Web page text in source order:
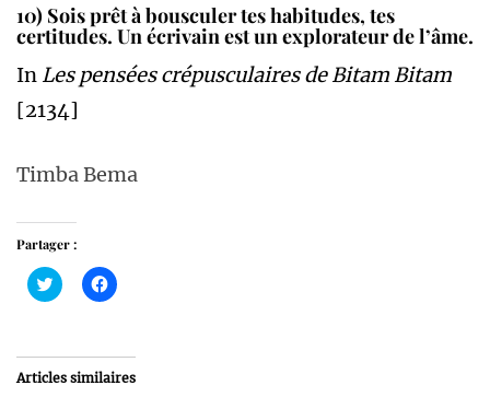
10) Sois prêt à bousculer tes habitudes, tes
certitudes. Un écrivain est un explorateur de l’âme.
In Les pensées crépusculaires de Bitam Bitam
[2134]
Timba Bema
Partager :
Cliquez
pour
dans
une
nouvelle
Cliquez
pour
dans
une
nouvelle
Articles similaires